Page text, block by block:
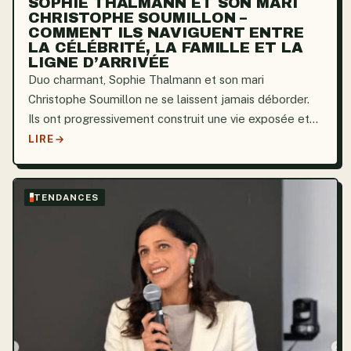
CHRISTOPHE SOUMILLON –
COMMENT ILS NAVIGUENT ENTRE
LA CÉLÉBRITÉ, LA FAMILLE ET LA
LIGNE D’ARRIVÉE
Duo charmant, Sophie Thalmann et son mari
Christophe Soumillon ne se laissent jamais déborder.
Ils ont progressivement construit une vie exposée et
remarquablement pure depuis leur mariage en 2006.
rare...
LIRE
TENDANCES